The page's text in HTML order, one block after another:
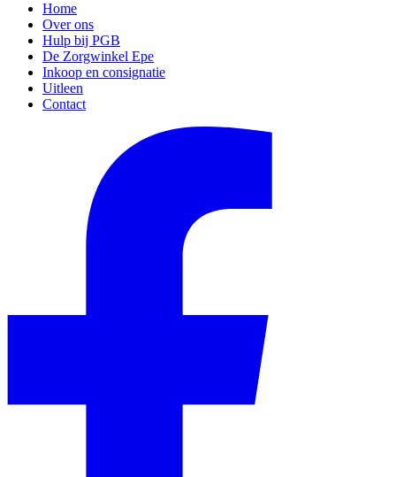
Home
Over ons
Hulp bij PGB
De Zorgwinkel Epe
Inkoop en consignatie
Uitleen
Contact